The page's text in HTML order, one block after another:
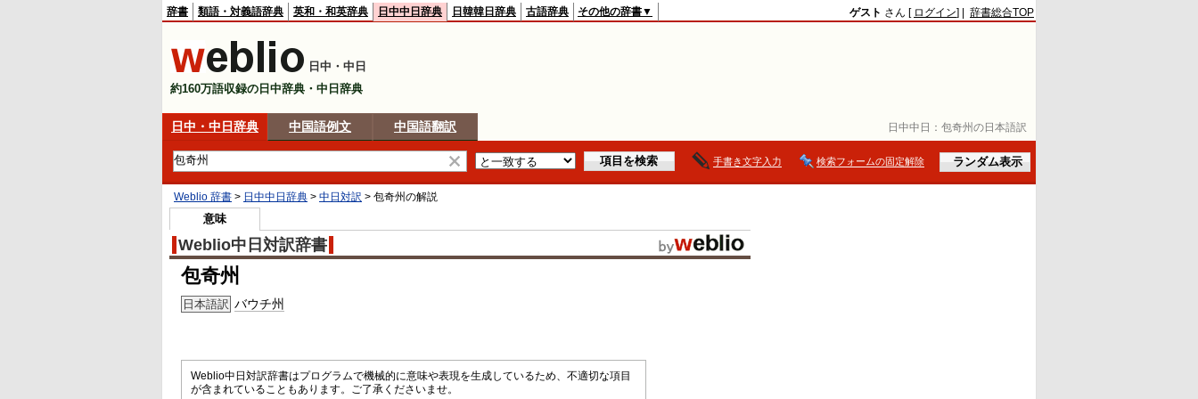
日中中日： 包奇州の日本語訳
辞書 類語・対義語辞典 英和・和英辞典 日中中日辞典 日韓韓日辞典 古語辞典 その他の辞書▼ ゲスト さん [ ログイン] | 辞書総合TOP
日中・中日
約160万語収録の日中辞典・中日辞典
日中・中日辞典 中国語例文 中国語翻訳
手書き文字入力 検索フォームの固定解除
Weblio 辞書 > 日中中日辞典 > 中日対訳 > 包奇州の解説
意味
Weblio中日対訳辞書
包奇州
日本語訳 バウチ州
Weblio中日対訳辞書はプログラムで機械的に意味や表現を生成しているため、不適切な項目
が含まれていることもあります。ご了承くださいませ。